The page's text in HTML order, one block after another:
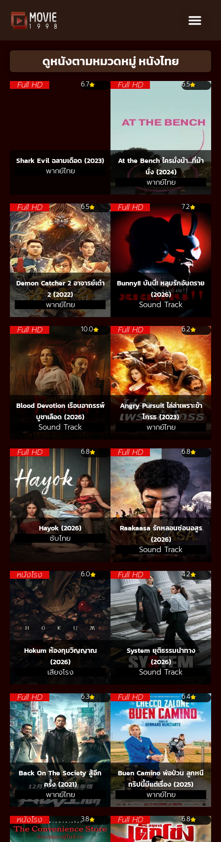
ดูหนังตามหมวดหมู่ หนังไทย
Full HD 6.7
Shark Evil ฉลามเดือด (2023)
พากย์ไทย
Full HD 6.5
At the Bench ใครมั่งน้า…ที่ม้า
นั่ง (2024)
พากย์ไทย
Full HD 6.5
Demon Catcher 2 อาจารย์เต๋า
2 (2022)
พากย์ไทย
Full HD 7.2
Bunny!! บันนี่! หลุมรักอันตราย
(2026)
Sound Track
Full HD 10.0
Blood Devotion เรือนอาถรรพ์
บูชาเลือด (2026)
Sound Track
Full HD 6.2
Angry Pursuit ไล่ล่าเพราะข้า
โกรธ (2023)
พากย์ไทย
Full HD 6.8
Hayok (2026)
ซับไทย
Full HD 6.8
Raakaasa รักหลอนซ่อนอสูร
(2026)
Sound Track
หนังโรง 6.0
Hokum ห้องกุมวิญญาณ
(2026)
เสียงโรง
Full HD 4.2
System ยุติธรรมนำทาง
(2026)
Sound Track
Full HD 6.3
Back On The Society สู้อีก
ครั้ง (2021)
พากย์ไทย
Full HD 6.4
Buen Camino พ่อป่วน ลูกหนี
ทริปนี้มีแต่เรื่อง (2025)
พากย์ไทย
หนังโรง 3.8 Full HD 6.8